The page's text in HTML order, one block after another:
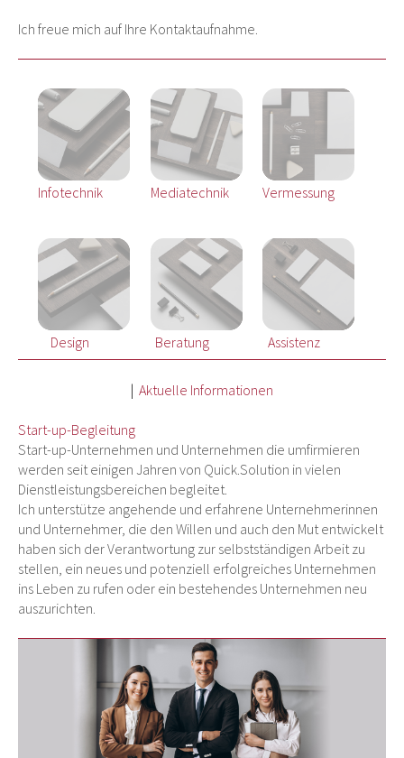
Ich freue mich auf Ihre Kontaktaufnahme.
Infotechnik Mediatechnik Vermessung
Design Beratung Assistenz
| Aktuelle Informationen
Start-up-Begleitung
Start-up-Unternehmen und Unternehmen die um­fir­mie­ren
werden seit einigen Jahren von Quick.Solution in vielen
Dienstleistungsbereichen begleitet.
Ich unterstütze angehende und erfahrene Unternehmerinnen
und Unternehmer, die den Willen und auch den Mut entwickelt
haben sich der Verantwortung zur selbstständigen Arbeit zu
stellen, ein neues und potenziell erfolgreiches Unternehmen
ins Leben zu rufen oder ein bestehendes Unternehmen neu
auszurichten.